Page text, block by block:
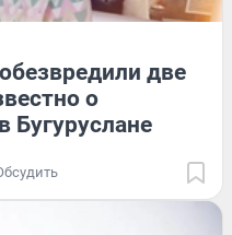
две
о
Бугуруслане